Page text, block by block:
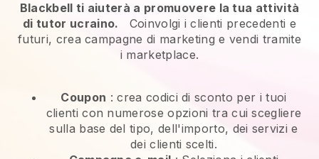
Blackbell ti aiuterà a promuovere la tua attività
di tutor ucraino.
Coinvolgi i clienti precedenti e
futuri, crea campagne di marketing e vendi tramite
i marketplace.
Coupon : crea codici di sconto per i tuoi
clienti con numerose opzioni tra cui scegliere
sulla base del tipo, dell'importo, dei servizi e
dei clienti scelti.